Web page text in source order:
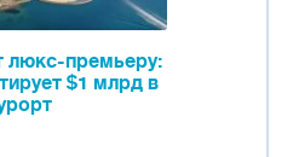
люкс-премьеру:
$1 млрд в